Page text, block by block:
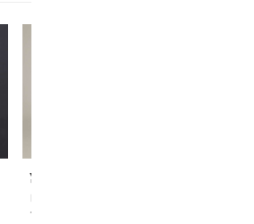
¥
レディースカーディガン
モザイク柄フリンジカー